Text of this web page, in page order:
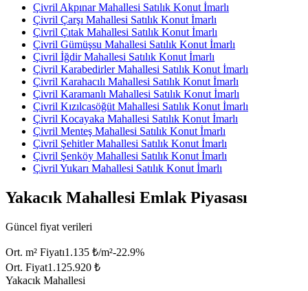
Çivril Akpınar Mahallesi Satılık Konut İmarlı
Çivril Çarşı Mahallesi Satılık Konut İmarlı
Çivril Çıtak Mahallesi Satılık Konut İmarlı
Çivril Gümüşsu Mahallesi Satılık Konut İmarlı
Çivril İğdir Mahallesi Satılık Konut İmarlı
Çivril Karabedirler Mahallesi Satılık Konut İmarlı
Çivril Karahacılı Mahallesi Satılık Konut İmarlı
Çivril Karamanlı Mahallesi Satılık Konut İmarlı
Çivril Kızılcasöğüt Mahallesi Satılık Konut İmarlı
Çivril Kocayaka Mahallesi Satılık Konut İmarlı
Çivril Menteş Mahallesi Satılık Konut İmarlı
Çivril Şehitler Mahallesi Satılık Konut İmarlı
Çivril Şenköy Mahallesi Satılık Konut İmarlı
Çivril Yukarı Mahallesi Satılık Konut İmarlı
Yakacık Mahallesi Emlak Piyasası
Güncel fiyat verileri
Ort. m² Fiyatı1.135 ₺/m²-22.9%
Ort. Fiyat1.125.920 ₺
Yakacık Mahallesi